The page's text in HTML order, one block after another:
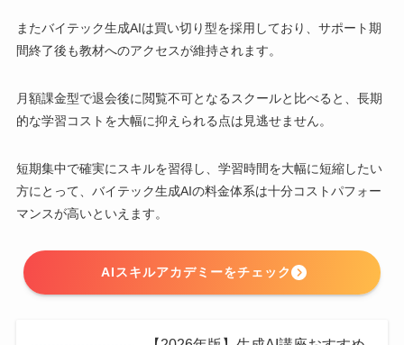
またバイテック生成AIは買い切り型を採用しており、サポート期
間終了後も教材へのアクセスが維持されます。
月額課金型で退会後に閲覧不可となるスクールと比べると、長期
的な学習コストを大幅に抑えられる点は見逃せません。
短期集中で確実にスキルを習得し、学習時間を大幅に短縮したい
方にとって、バイテック生成AIの料金体系は十分コストパフォー
マンスが高いといえます。
AIスキルアカデミーをチェック